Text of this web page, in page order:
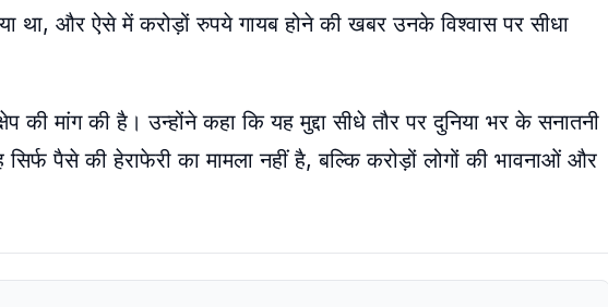
था, और ऐसे में करोड़ों रुपये गायब होने की खबर उनके विश्वास पर सीधा
मांग की है। उन्होंने कहा कि यह मुद्दा सीधे तौर पर दुनिया भर के सनातनी
पैसे की हेराफेरी का मामला नहीं है, बल्कि करोड़ों लोगों की भावनाओं और